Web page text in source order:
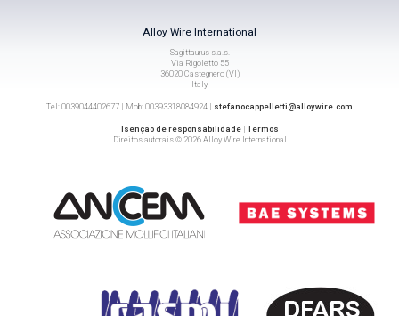
Alloy Wire International
Sagittaurus s.a.s.
Via Rigoletto 55
36020 Castegnero (VI)
Italy
Tel: 0039044402677 | Mob: 00393318084924 | stefanocappelletti@alloywire.com
Isenção de responsabilidade|Termos
Direitos autorais © 2026 Alloy Wire International